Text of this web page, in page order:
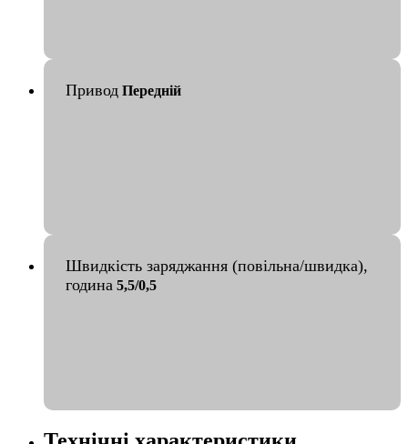
Привод Передній
Швидкість заряджання (повільна/швидка),
година 5,5/0,5